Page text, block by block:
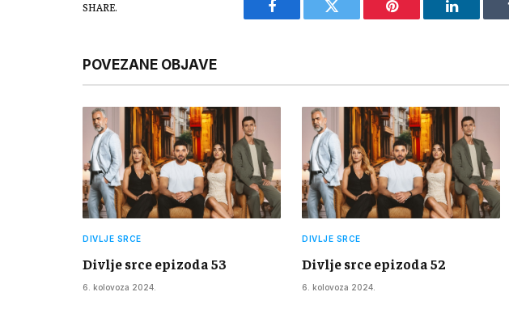
SHARE.
Facebook Twitter Pinterest LinkedIn
POVEZANE OBJAVE
DIVLJE SRCE
Divlje srce epizoda 53
6. kolovoza 2024.
DIVLJE SRCE
Divlje srce epizoda 52
6. kolovoza 2024.